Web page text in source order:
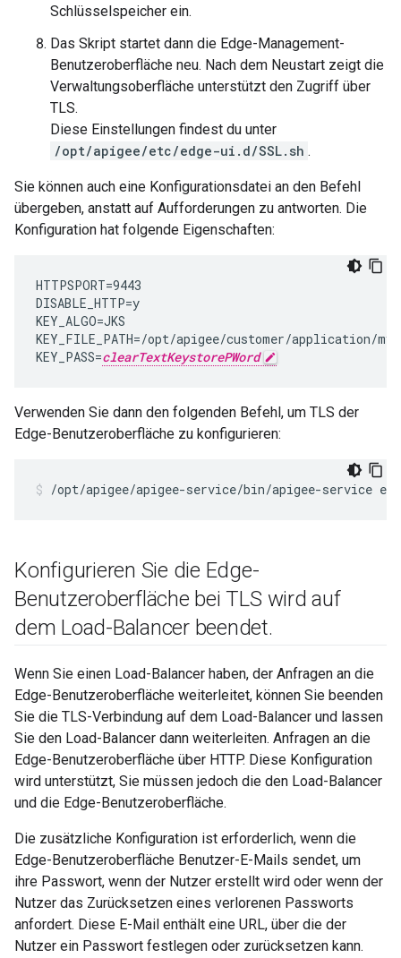
Schlüsselspeicher ein.
Das Skript startet dann die Edge-Management-
Benutzeroberfläche neu. Nach dem Neustart zeigt die
Verwaltungsoberfläche unterstützt den Zugriff über
TLS.
Diese Einstellungen findest du unter
/opt/apigee/etc/edge-ui.d/SSL.sh .
Sie können auch eine Konfigurationsdatei an den Befehl
übergeben, anstatt auf Aufforderungen zu antworten. Die
Konfiguration hat folgende Eigenschaften:
HTTPSPORT=9443
DISABLE_HTTP=y
KEY_ALGO=JKS
KEY_FILE_PATH=/opt/apigee/customer/application/
KEY_PASS=clearTextKeystorePWord
Verwenden Sie dann den folgenden Befehl, um TLS der
Edge-Benutzeroberfläche zu konfigurieren:
/opt/apigee/apigee-service/bin/apigee-service
Konfigurieren Sie die Edge-
Benutzeroberfläche bei TLS wird auf
dem Load-Balancer beendet.
Wenn Sie einen Load-Balancer haben, der Anfragen an die
Edge-Benutzeroberfläche weiterleitet, können Sie beenden
Sie die TLS-Verbindung auf dem Load-Balancer und lassen
Sie den Load-Balancer dann weiterleiten. Anfragen an die
Edge-Benutzeroberfläche über HTTP. Diese Konfiguration
wird unterstützt, Sie müssen jedoch die den Load-Balancer
und die Edge-Benutzeroberfläche.
Die zusätzliche Konfiguration ist erforderlich, wenn die
Edge-Benutzeroberfläche Benutzer-E-Mails sendet, um
ihre Passwort, wenn der Nutzer erstellt wird oder wenn der
Nutzer das Zurücksetzen eines verlorenen Passworts
anfordert. Diese E-Mail enthält eine URL, über die der
Nutzer ein Passwort festlegen oder zurücksetzen kann.